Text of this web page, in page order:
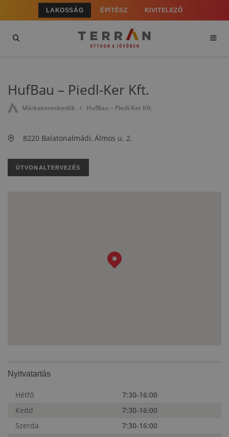
LAKOSSÁG ÉPÍTÉSZ KIVITELEZŐ
HufBau – Piedl-Ker Kft.
Márkakereskedők HufBau – Piedl-Ker Kft.
8220 Balatonalmádi, Álmos u. 2.
ÚTVONALTERVEZÉS
Nyitvatartás
Hétfő
7:30-16:00
Kedd
7:30-16:00
Szerda
7:30-16:00